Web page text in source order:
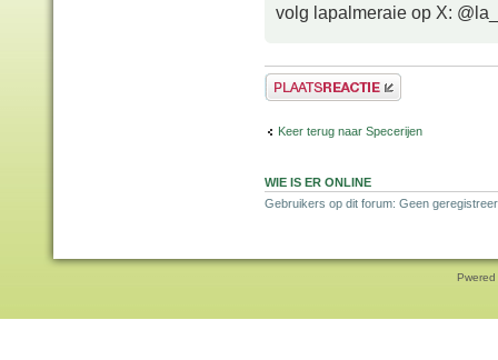
volg lapalmeraie op X:
Plaats een reactie
Keer terug naar Specerijen
WIE IS ER ONLINE
Gebruikers op dit forum: Geen